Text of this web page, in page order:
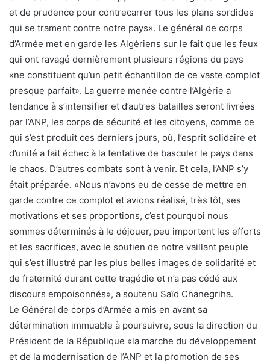
et de prudence pour contrecarrer tous les plans sordides
qui se trament contre notre pays». Le général de corps
d’Armée met en garde les Algériens sur le fait que les feux
qui ont ravagé dernièrement plusieurs régions du pays
«ne constituent qu’un petit échantillon de ce vaste complot
presque parfait». La guerre menée contre l’Algérie a
tendance à s’intensifier et d’autres batailles seront livrées
par l’ANP, les corps de sécurité et les citoyens, comme ce
qui s’est produit ces derniers jours, où, l’esprit solidaire et
d’unité a fait échec à la tentative de basculer le pays dans
le chaos. D’autres combats sont à venir. Et cela, l’ANP s’y
était préparée. «Nous n’avons eu de cesse de mettre en
garde contre ce complot et avions réalisé, très tôt, ses
motivations et ses proportions, c’est pourquoi nous
sommes déterminés à le déjouer, peu importent les efforts
et les sacrifices, avec le soutien de notre vaillant peuple
qui s’est illustré par les plus belles images de solidarité et
de fraternité durant cette tragédie et n’a pas cédé aux
discours empoisonnés», a soutenu Saïd Chanegriha.
Le Général de corps d’Armée a mis en avant sa
détermination immuable à poursuivre, sous la direction du
Président de la République «la marche du développement
et de la modernisation de l’ANP et la promotion de ses